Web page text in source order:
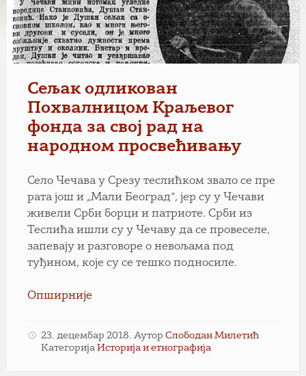
Сељак одликован
Похвалницом Краљевог
фонда за свој рад на
народном просвећивању
Село Чечава у Срезу теслићком звало се пре
рата још и „Мали Београд“, јер су у Чечави
живели Срби борци и патриоте. Срби из
Теслића ишли су у Чечаву да се провеселе,
запевају и разговоре о невољама под
туђином, које су се тешко подносиле.
Опширније
23. децембар 2018. Аутор Слободан Милетић
Категорија Историја и етнографија